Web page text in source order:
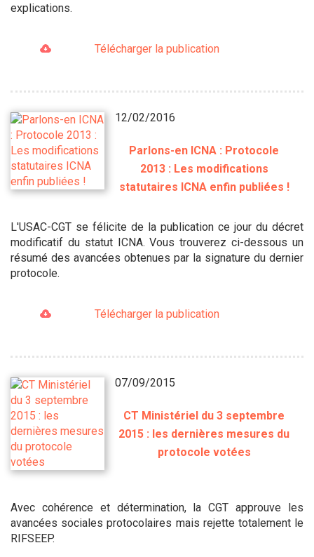
explications.
Télécharger la publication
12/02/2016
Parlons-en ICNA : Protocole
2013 : Les modifications
statutaires ICNA enfin publiées !
L'USAC-CGT se félicite de la publication ce jour du décret
modificatif du statut ICNA. Vous trouverez ci-dessous un
résumé des avancées obtenues par la signature du dernier
protocole.
Télécharger la publication
07/09/2015
CT Ministériel du 3 septembre
2015 : les dernières mesures du
protocole votées
Avec cohérence et détermination, la CGT approuve les
avancées sociales protocolaires mais rejette totalement le
RIFSEEP.